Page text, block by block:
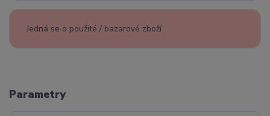
Jedná se o použité / bazarové zboží
Parametry